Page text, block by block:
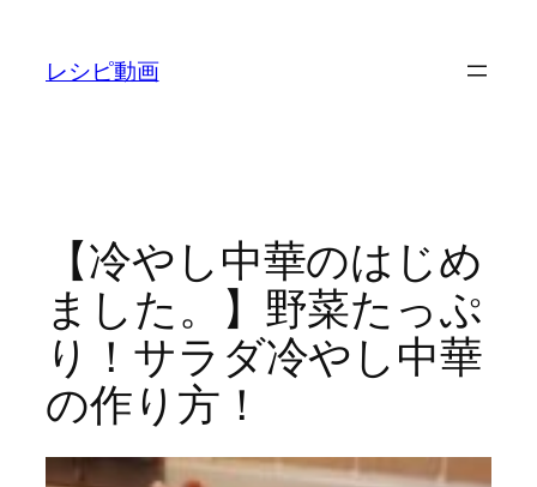
レシピ動画
【冷やし中華のはじめ
ました。】野菜たっぷ
り！サラダ冷やし中華
の作り方！